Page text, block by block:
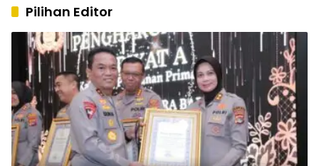
Pilihan Editor